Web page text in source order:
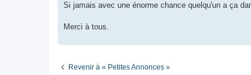
Si jamais avec une énorme chance quelqu'un a ça
Merci à tous.
Revenir à « Petites Annonces »